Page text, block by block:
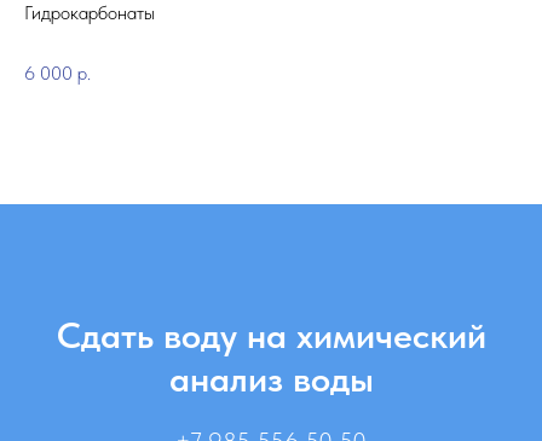
Гидрокарбонаты
6 000 р.
Сдать воду на химический
анализ воды